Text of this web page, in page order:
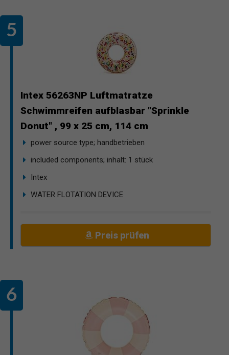
Intex 56263NP Luftmatratze
Schwimmreifen aufblasbar "Sprinkle
Donut" , 99 x 25 cm, 114 cm
power source type; handbetrieben
included components; inhalt: 1 stück
Intex
WATER FLOTATION DEVICE
Preis prüfen